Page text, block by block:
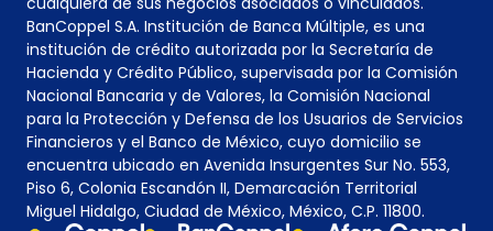
BanCoppel S.A. Institución de Banca Múltiple, es una
institución de crédito autorizada por la Secretaría de
Hacienda y Crédito Público, supervisada por la Comisión
Nacional Bancaria y de Valores, la Comisión Nacional
para la Protección y Defensa de los Usuarios de Servicios
Financieros y el Banco de México, cuyo domicilio se
encuentra ubicado en Avenida Insurgentes Sur No. 553,
Piso 6, Colonia Escandón II, Demarcación Territorial
Miguel Hidalgo, Ciudad de México, México, C.P. 11800.